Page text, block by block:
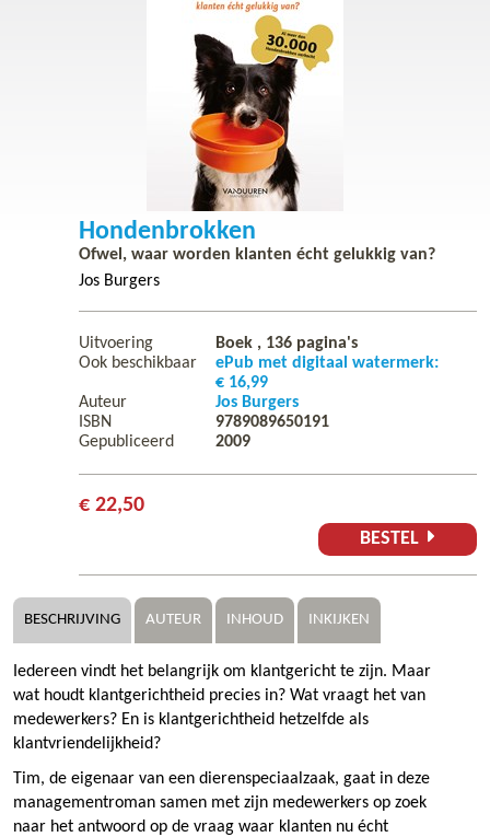
Hondenbrokken
Ofwel, waar worden klanten écht gelukkig van?
Jos Burgers
Uitvoering Boek , 136 pagina's
Ook beschikbaar
ePub met digitaal watermerk:
€ 16,99
Auteur
Jos Burgers
ISBN
9789089650191
Gepubliceerd
2009
€ 22,50
BESTEL
BESCHRIJVING AUTEUR INHOUD INKIJKEN
Iedereen vindt het belangrijk om klantgericht te zijn. Maar
wat houdt klantgerichtheid precies in? Wat vraagt het van
medewerkers? En is klantgerichtheid hetzelfde als
klantvriendelijkheid?
Tim, de eigenaar van een dierenspeciaalzaak, gaat in deze
managementroman samen met zijn medewerkers op zoek
naar het antwoord op de vraag waar klanten nu écht